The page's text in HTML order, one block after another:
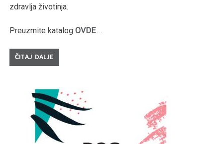
zdravlja životinja.
Preuzmite katalogOVDE.…
ČITAJ DALJE